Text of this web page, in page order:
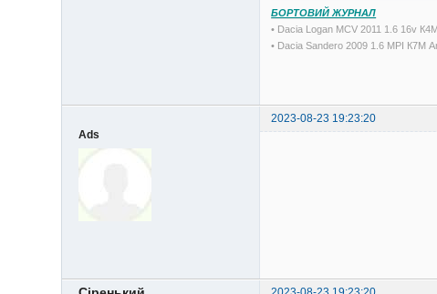
БОРТОВИЙ ЖУРНАЛ
• Dacia Logan MCV 2011 1.6 16v
• Dacia Sandero 2009 1.6 MPI К7М
2023-08-23 19:23:20
Ads